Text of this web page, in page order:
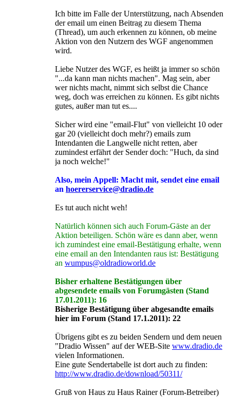
Ich bitte im Falle der Unterstützung, nach Absenden
der email um einen Beitrag zu diesem Thema
(Thread), um auch erkennen zu können, ob meine
Aktion von den Nutzern des WGF angenommen
wird.
Liebe Nutzer des WGF, es heißt ja immer so schön
"...da kann man nichts machen". Mag sein, aber
wer nichts macht, nimmt sich selbst die Chance
weg, doch was erreichen zu können. Es gibt nichts
gutes, außer man tut es....
Sicher wird eine "email-Flut" von vielleicht 10 oder
gar 20 (vielleicht doch mehr?) emails zum
Intendanten die Langwelle nicht retten, aber
zumindest erfährt der Sender doch: "Huch, da sind
ja noch welche!"
Also, mein Appell: Macht mit, sendet eine email
an hoererservice@dradio.de
Es tut auch nicht weh!
Natürlich können sich auch Forum-Gäste an der
Aktion beteiligen. Schön wäre es dann aber, wenn
ich zumindest eine email-Bestätigung erhalte, wenn
eine email an den Intendanten raus ist: Bestätigung
an wumpus@oldradioworld.de
Bisher erhaltene Bestätigungen über
abgesendete emails von Forumgästen (Stand
17.01.2011): 16
Bisherige Bestätigung über abgesandte emails
hier im Forum (Stand 17.1.2011): 22
Übrigens gibt es zu beiden Sendern und dem neuen
"Dradio Wissen" auf der WEB-Site www.dradio.de
vielen Informationen.
Eine gute Sendertabelle ist dort auch zu finden:
http://www.dradio.de/download/50311/
Gruß von Haus zu Haus Rainer (Forum-Betreiber)